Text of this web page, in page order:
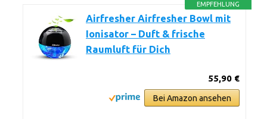
EMPFEHLUNG
Airfresher Airfresher Bowl mit
Ionisator – Duft & frische
Raumluft für Dich
55,90 €
Bei Amazon ansehen